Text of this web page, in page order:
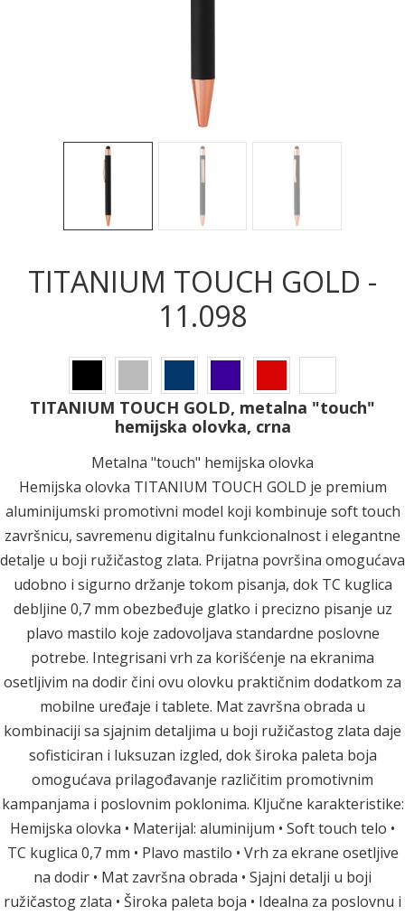
TITANIUM TOUCH GOLD -
11.098
TITANIUM TOUCH GOLD, metalna "touch"
hemijska olovka, crna
Metalna "touch" hemijska olovka
Hemijska olovka TITANIUM TOUCH GOLD je premium
aluminijumski promotivni model koji kombinuje soft touch
završnicu, savremenu digitalnu funkcionalnost i elegantne
detalje u boji ružičastog zlata. Prijatna površina omogućava
udobno i sigurno držanje tokom pisanja, dok TC kuglica
debljine 0,7 mm obezbeđuje glatko i precizno pisanje uz
plavo mastilo koje zadovoljava standardne poslovne
potrebe. Integrisani vrh za korišćenje na ekranima
osetljivim na dodir čini ovu olovku praktičnim dodatkom za
mobilne uređaje i tablete. Mat završna obrada u
kombinaciji sa sjajnim detaljima u boji ružičastog zlata daje
sofisticiran i luksuzan izgled, dok široka paleta boja
omogućava prilagođavanje različitim promotivnim
kampanjama i poslovnim poklonima. Ključne karakteristike:
Hemijska olovka • Materijal: aluminijum • Soft touch telo •
TC kuglica 0,7 mm • Plavo mastilo • Vrh za ekrane osetljive
na dodir • Mat završna obrada • Sjajni detalji u boji
ružičastog zlata • Široka paleta boja • Idealna za poslovnu i